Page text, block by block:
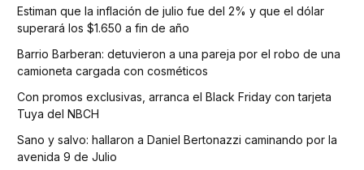
Estiman que la inflación de julio fue del 2% y que el dólar
superará los $1.650 a fin de año
Barrio Barberan: detuvieron a una pareja por el robo de una
camioneta cargada con cosméticos
Con promos exclusivas, arranca el Black Friday con tarjeta
Tuya del NBCH
Sano y salvo: hallaron a Daniel Bertonazzi caminando por la
avenida 9 de Julio